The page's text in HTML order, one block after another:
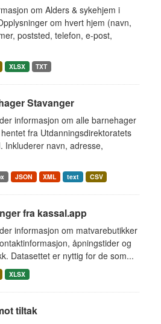
om Alders & sykehjem i
om hvert hjem (navn,
poststed, telefon, e-post,
XLSX TXT
Stavanger
informasjon om alle barnehager
fra Utdanningsdirektoratets
Inkluderer navn, adresse,
JSON XML text CSV
fra kassal.app
informasjon om matvarebutikker
åpningstider og
Datasettet er nyttig for de som...
XLSX
tiltak